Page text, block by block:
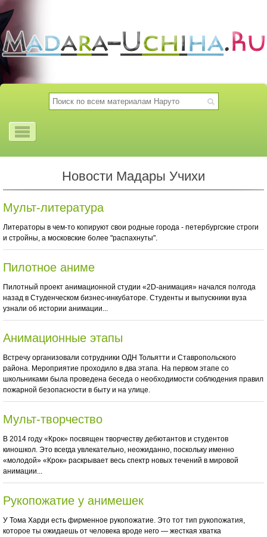
Новости Мадары Учихи
Мульт-литература
Литераторы в чем-то копируют свои родные города - петербургские строги
и стройны, а московские более "распахнуты".
Пилотное аниме
Пилотный проект анимационной студии «2D-анимация» начался полгода
назад в Студенческом бизнес-инкубаторе. Студенты и выпускники вуза
узнали об истории анимации...
Анимационные этапы
Встречу организовали сотрудники ОДН Тольятти и Ставропольского
района. Мероприятие проходило в два этапа. На первом этапе со
школьниками была проведена беседа о необходимости соблюдения правил
пожарной безопасности в быту и на улице.
Мульт-творчество
В 2014 году «Крок» посвящен творчеству дебютантов и студентов
киношкол. Это всегда увлекательно, неожиданно, поскольку именно
«молодой» «Крок» раскрывает весь спектр новых течений в мировой
анимации...
Рукопожатие у анимешек
У Тома Харди есть фирменное рукопожатие. Это тот тип рукопожатия,
которое ты ожидаешь от человека вроде него — жесткая хватка